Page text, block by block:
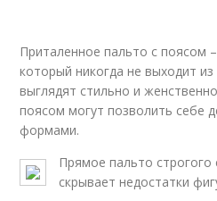
Приталенное пальто с поясом
который никогда не выходит
выглядят стильно и
поясом могут позволить себе
формами.
Прямое пальто строгого
скрывает недостатки